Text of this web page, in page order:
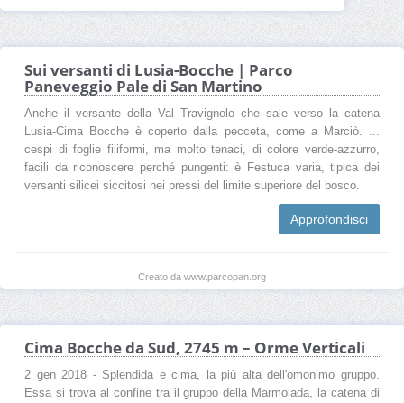
Sui versanti di Lusia-Bocche | Parco
Paneveggio Pale di San Martino
Anche il versante della Val Travignolo che sale verso la catena
Lusia-Cima Bocche è coperto dalla pecceta, come a Marciò. ...
cespi di foglie filiformi, ma molto tenaci, di colore verde-azzurro,
facili da riconoscere perché pungenti: è Festuca varia, tipica dei
versanti silicei siccitosi nei pressi del limite superiore del bosco.
Approfondisci
Creato da www.parcopan.org
Cima Bocche da Sud, 2745 m – Orme Verticali
2 gen 2018 - Splendida e cima, la più alta dell'omonimo gruppo.
Essa si trova al confine tra il gruppo della Marmolada, la catena di